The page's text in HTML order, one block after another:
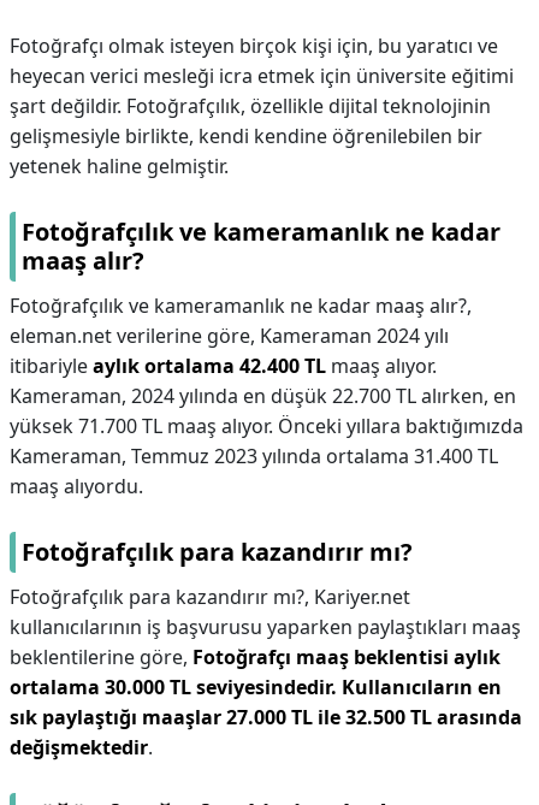
Fotoğrafçı olmak isteyen birçok kişi için, bu yaratıcı ve
heyecan verici mesleği icra etmek için üniversite eğitimi
şart değildir. Fotoğrafçılık, özellikle dijital teknolojinin
gelişmesiyle birlikte, kendi kendine öğrenilebilen bir
yetenek haline gelmiştir.
Fotoğrafçılık ve kameramanlık ne kadar
maaş alır?
Fotoğrafçılık ve kameramanlık ne kadar maaş alır?,
eleman.net verilerine göre, Kameraman 2024 yılı
itibariyleaylık ortalama 42.400 TL maaş alıyor.
Kameraman, 2024 yılında en düşük 22.700 TL alırken, en
yüksek 71.700 TL maaş alıyor. Önceki yıllara baktığımızda
Kameraman, Temmuz 2023 yılında ortalama 31.400 TL
maaş alıyordu.
Fotoğrafçılık para kazandırır mı?
Fotoğrafçılık para kazandırır mı?, Kariyer.net
kullanıcılarının iş başvurusu yaparken paylaştıkları maaş
beklentilerine göre, Fotoğrafçı maaş beklentisi aylık
ortalama 30.000 TL seviyesindedir. Kullanıcıların en
sık paylaştığı maaşlar 27.000 TL ile 32.500 TL arasında
değişmektedir.